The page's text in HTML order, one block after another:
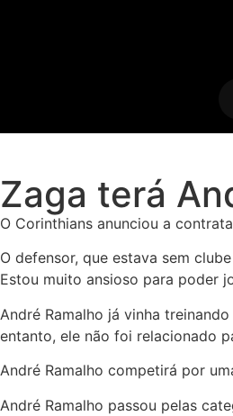
Zaga terá
O Corinthians anunciou a
O defensor, que estava sem
Estou muito ansioso para poder
André Ramalho já vinha
entanto, ele não foi relacionado
André Ramalho competirá por
André Ramalho passou pelas